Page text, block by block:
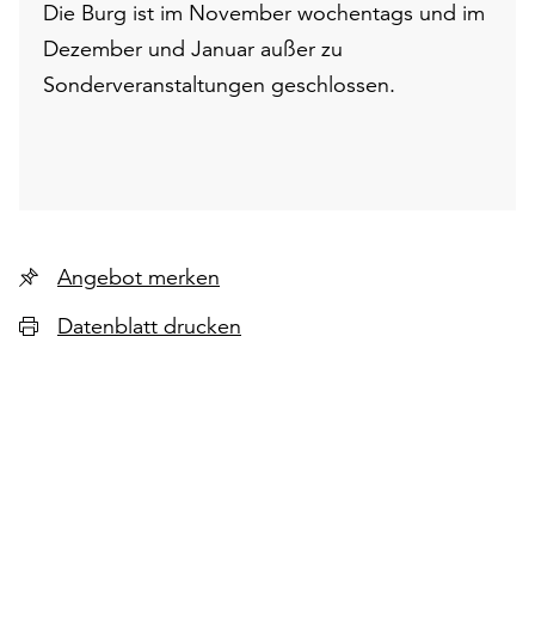
Die Burg ist im November wochentags und im
Dezember und Januar außer zu
Sonderveranstaltungen geschlossen.
Angebot merken
Datenblatt drucken